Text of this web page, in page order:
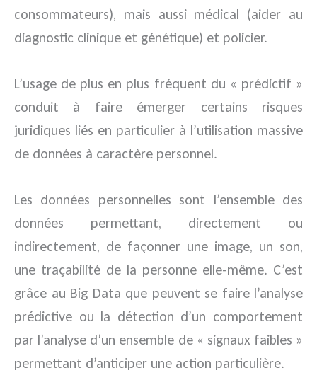
consommateurs), mais aussi médical (aider au
diagnostic clinique et génétique) et policier.
L’usage de plus en plus fréquent du « prédictif »
conduit à faire émerger certains risques
juridiques liés en particulier à l’utilisation massive
de données à caractère personnel.
Les données personnelles sont l’ensemble des
données permettant, directement ou
indirectement, de façonner une image, un son,
une traçabilité de la personne elle-même. C’est
grâce au Big Data que peuvent se faire l’analyse
prédictive ou la détection d’un comportement
par l’analyse d’un ensemble de « signaux faibles »
permettant d’anticiper une action particulière.